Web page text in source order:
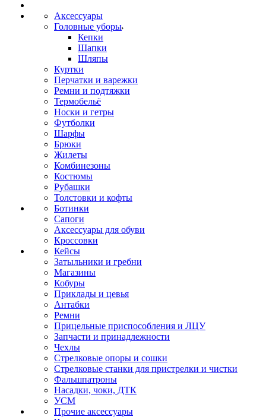
Аксессуары
Головные уборы
Кепки
Шапки
Шляпы
Куртки
Перчатки и варежки
Ремни и подтяжки
Термобельё
Носки и гетры
Футболки
Шарфы
Брюки
Жилеты
Комбинезоны
Костюмы
Рубашки
Толстовки и кофты
Ботинки
Сапоги
Аксессуары для обуви
Кроссовки
Кейсы
Затыльники и гребни
Магазины
Кобуры
Приклады и цевья
Антабки
Ремни
Прицельные приспособления и ЛЦУ
Запчасти и принадлежности
Чехлы
Стрелковые опоры и сошки
Стрелковые станки для пристрелки и чистки
Фальшпатроны
Насадки, чоки, ДТК
УСМ
Прочие аксессуары